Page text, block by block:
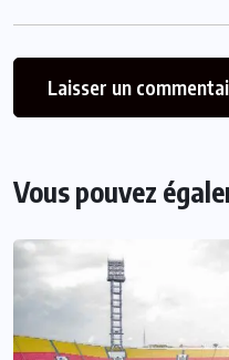
Vous pouvez